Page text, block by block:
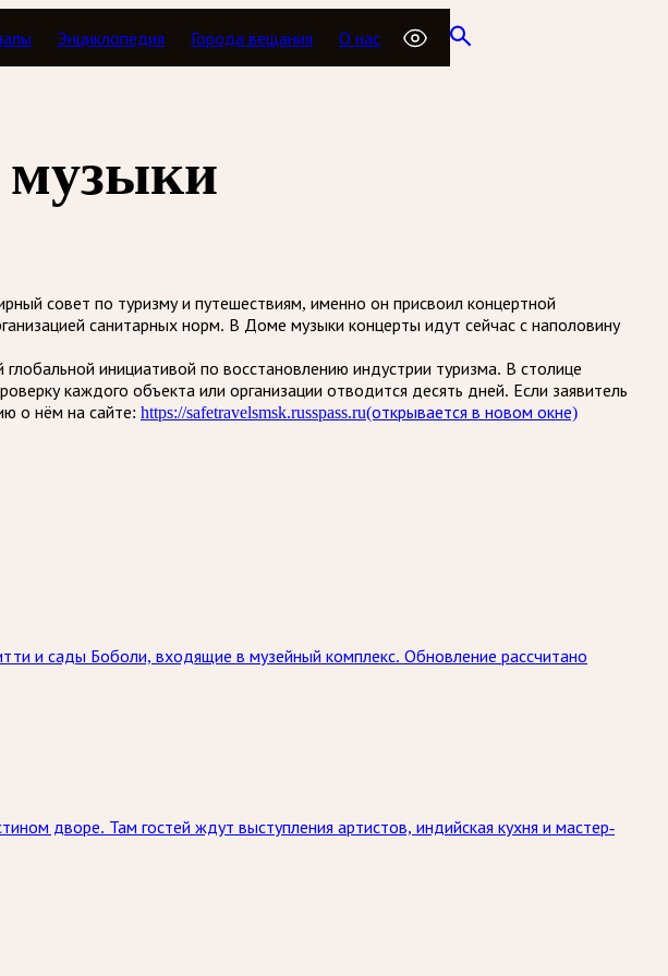
Энциклопедия Города вещания О нас
музыки
совет по туризму и путешествиям, именно он присвоил концертной
санитарных норм. В Доме музыки концерты идут сейчас с наполовину
инициативой по восстановлению индустрии туризма. В столице
каждого объекта или организации отводится десять дней. Если заявитель
о нём на сайте: https://safetravelsmsk.russpass.ru(открывается в новом окне)
и сады Боболи, входящие в музейный комплекс. Обновление рассчитано
дворе. Там гостей ждут выступления артистов, индийская кухня и мастер-